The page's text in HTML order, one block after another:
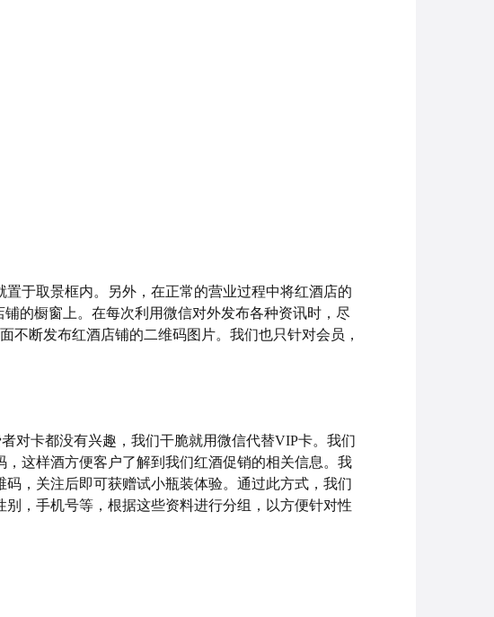
于取景框内。另外，在正常的营业过程中将红酒店的
的橱窗上。在每次利用微信对外发布各种资讯时，尽
断发布红酒店铺的二维码图片。我们也只针对会员，
对卡都没有兴趣，我们干脆就用微信代替VIP卡。我们
这样酒方便客户了解到我们红酒促销的相关信息。我
，关注后即可获赠试小瓶装体验。通过此方式，我们
，手机号等，根据这些资料进行分组，以方便针对性